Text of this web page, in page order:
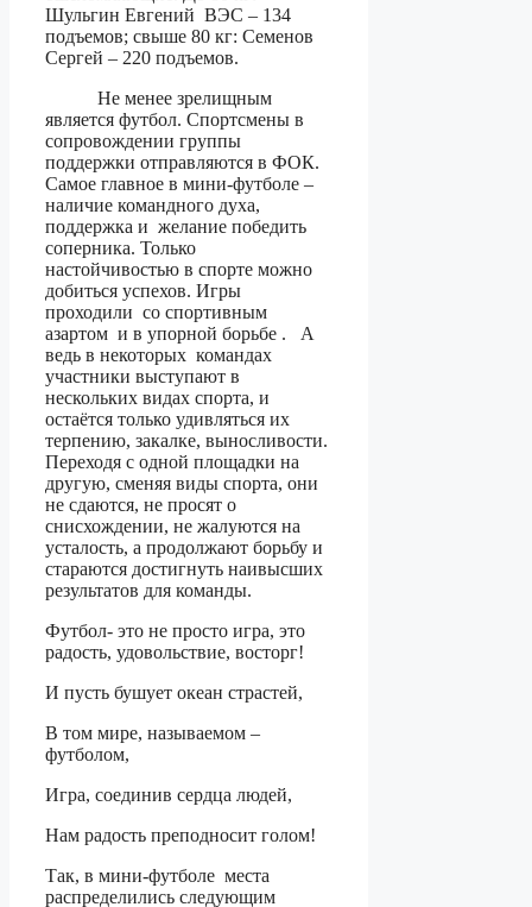
Шульгин Евгений ВЭС – 134
подъемов; свыше 80 кг: Семенов
Сергей – 220 подъемов.
Не менее зрелищным
является футбол. Спортсмены в
сопровождении группы
поддержки отправляются в ФОК.
Самое главное в мини-футболе –
наличие командного духа,
поддержка и желание победить
соперника. Только
настойчивостью в спорте можно
добиться успехов. Игры
проходили со спортивным
азартом и в упорной борьбе . А
ведь в некоторых командах
участники выступают в
нескольких видах спорта, и
остаётся только удивляться их
терпению, закалке, выносливости.
Переходя с одной площадки на
другую, сменяя виды спорта, они
не сдаются, не просят о
снисхождении, не жалуются на
усталость, а продолжают борьбу и
стараются достигнуть наивысших
результатов для команды.
Футбол- это не просто игра, это
радость, удовольствие, восторг!
И пусть бушует океан страстей,
В том мире, называемом –
футболом,
Игра, соединив сердца людей,
Нам радость преподносит голом!
Так, в мини-футболе места
распределились следующим